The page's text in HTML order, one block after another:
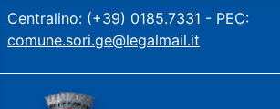
Centralino: (+39) 0185.7331 - PEC:
comune.sori.ge@legalmail.it